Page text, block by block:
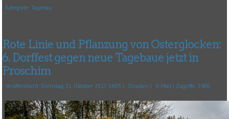
Kategorie:Tagebau
Rote Linie und Pflanzung von Osterglocken:
6. Dorffest gegen neue Tagebaue jetzt in
Proschim
Veröffentlicht: Dienstag, 31. Oktober 2017 14:05 | Drucken | E-Mail | Zugriffe: 5900